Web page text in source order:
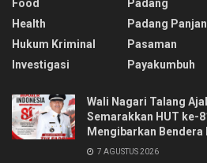
Food
Health
Hukum Kriminal
Investigasi
Padang
Padang
Pasaman
Payakumbuh
Wali Nagari Talang
Semarakkan HUT ke-
Mengibarkan Bendera
7 AGUSTUS 2026